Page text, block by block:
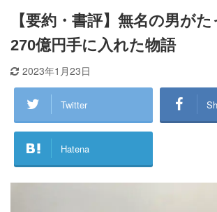
カテゴリー
【要約・書評】無名の男が
270億円手に入れた物語
2023年1月23日
Twitter
Hatena